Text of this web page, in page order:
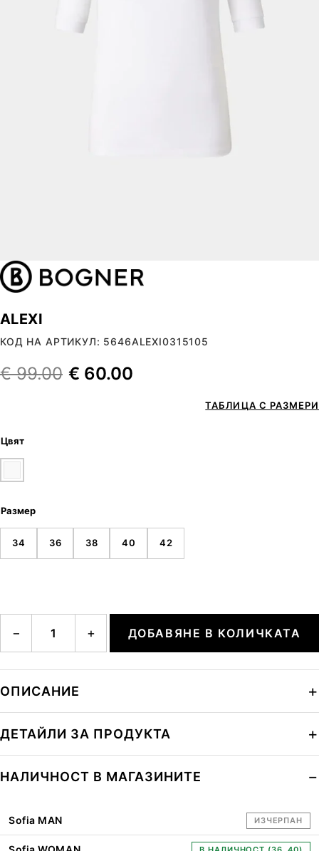
ALEXI
КОД НА АРТИКУЛ: 5646ALEXI0315105
€99.00 € 60.00
ТАБЛИЦА С РАЗМЕРИ
Цвят
Размер
34 36 38 40 42
− + ДОБАВЯНЕ В КОЛИЧКАТА
ОПИСАНИЕ
ДЕТАЙЛИ ЗА ПРОДУКТА
НАЛИЧНОСТ В МАГАЗИНИТЕ
Sofia MAN ИЗЧЕРПАН